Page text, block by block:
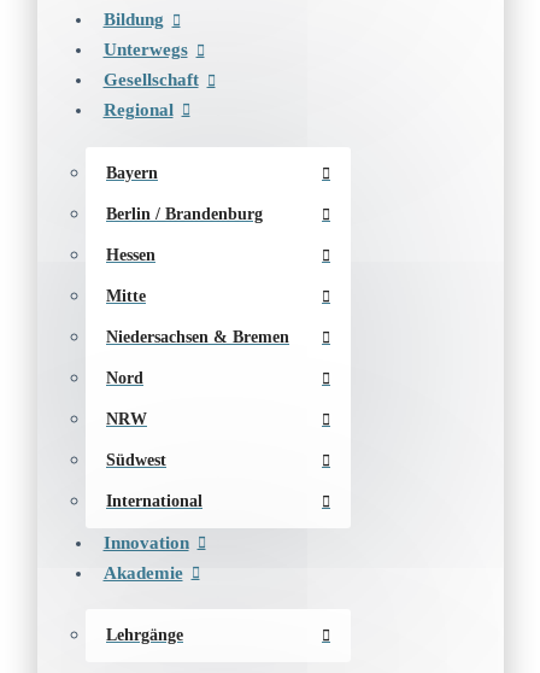
Bildung
Unterwegs
Gesellschaft
Regional
Bayern
Berlin / Brandenburg
Hessen
Mitte
Niedersachsen & Bremen
Nord
NRW
Südwest
International
Innovation
Akademie
Lehrgänge